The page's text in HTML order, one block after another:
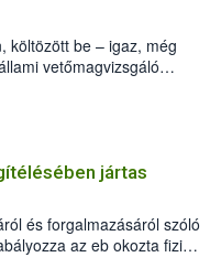
költözött be – igaz, még
vetőmagvizsgáló
Czigler Győző által
jártas
és forgalmazásáról szóló
az eb okozta fizikai